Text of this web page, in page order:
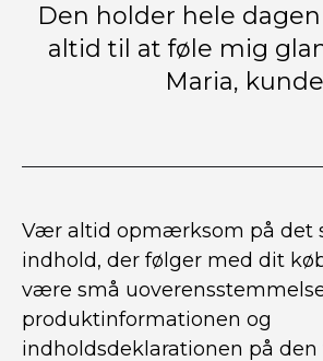
Den holder hele
altid til at føle mig
Maria, kunde
Vær altid opmærksom på det
indhold, der følger med dit
være små
produktinformationen og
indholdsdeklarationen på den